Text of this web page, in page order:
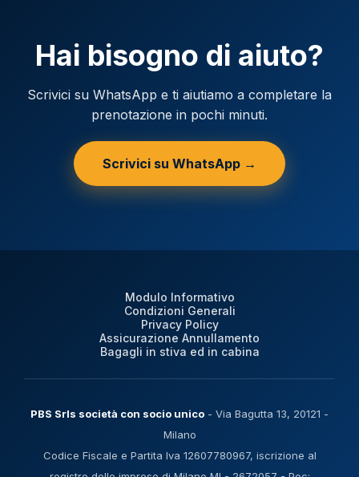
Hai bisogno di aiuto?
Scrivici su WhatsApp e ti aiutiamo a completare la
prenotazione in pochi minuti.
Scrivici su WhatsApp →
Modulo Informativo
Condizioni Generali
Privacy Policy
Assicurazione Annullamento
Bagagli in stiva ed in cabina
PBS Srls società con socio unico - Via Bagutta 13, 20121 -
Milano
Codice Fiscale e Partita Iva 12607780967, iscrizione al